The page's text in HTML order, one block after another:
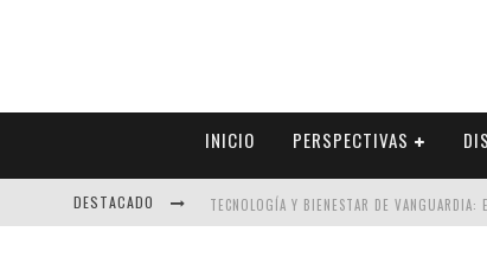
INICIO PERSPECTIVAS
DESTACADO TECNOLOGÍA Y BIENESTAR DE VANGUARDIA: